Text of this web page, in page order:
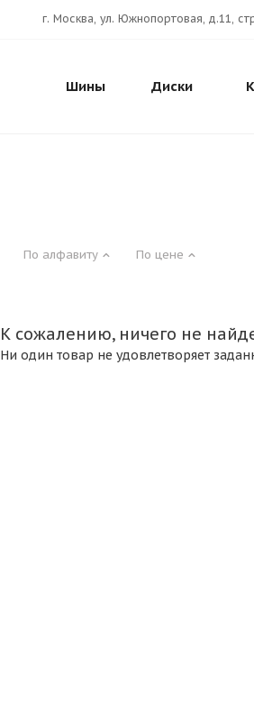
г. Москва, ул. Южнопортовая, д.11,
Шины Диски
По алфавиту По цене
К сожалению, ничего не
Ни один товар не удовлетворяет